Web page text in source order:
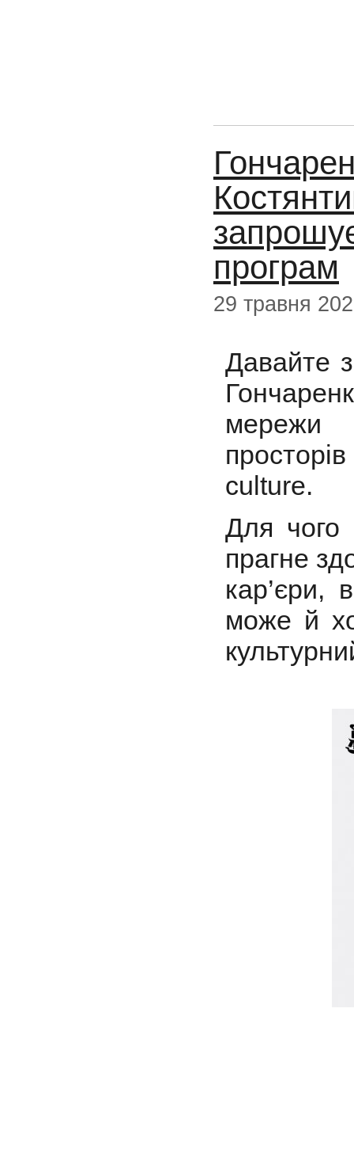
програм
29 травня
Давайте
мережи
culture.
Для чого
прагне
кар’єри,
може й